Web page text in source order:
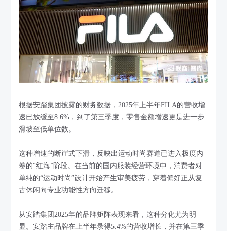
根据安踏集团披露的财务数据，2025年上半年FILA的营收增
速已放缓至8.6%，到了第三季度，零售金额增速更是进一步
滑坡至低单位数。
这种增速的断崖式下滑，反映出运动时尚赛道已进入极度内
卷的“红海”阶段。在当前的国内服装经营环境中，消费者对
单纯的“运动时尚”设计开始产生审美疲劳，穿着偏好正从复
古休闲向专业功能性方向迁移。
从安踏集团2025年的品牌矩阵表现来看，这种分化尤为明
显。安踏主品牌在上半年录得5.4%的营收增长，并在第三季